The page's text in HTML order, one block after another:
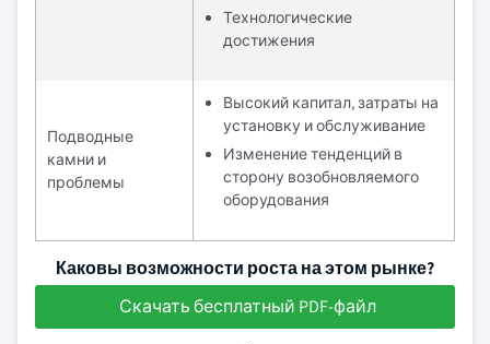
Технологические
достижения
Подводные
камни и
проблемы
Высокий капитал, затраты на
установку и обслуживание
Изменение тенденций в
сторону возобновляемого
оборудования
Каковы возможности роста на этом рынке?
Скачать бесплатный PDF-файл